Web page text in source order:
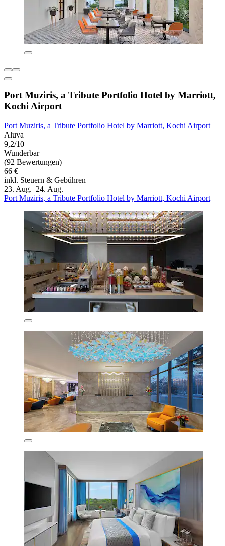
Port Muziris, a Tribute Portfolio Hotel by Marriott,
Kochi Airport
Port Muziris, a Tribute Portfolio Hotel by Marriott, Kochi Airport
Aluva
9,2/10
Wunderbar
(92 Bewertungen)
66 €
inkl. Steuern & Gebühren
23. Aug.–24. Aug.
Port Muziris, a Tribute Portfolio Hotel by Marriott, Kochi Airport